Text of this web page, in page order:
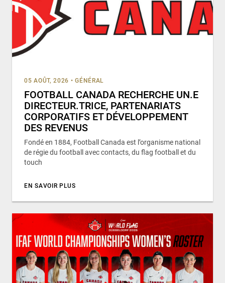
05 AOÛT, 2026 • GÉNÉRAL
FOOTBALL CANADA RECHERCHE UN.E
DIRECTEUR.TRICE, PARTENARIATS
CORPORATIFS ET DÉVELOPPEMENT
DES REVENUS
Fondé en 1884, Football Canada est l’organisme national
de régie du football avec contacts, du flag football et du
touch
EN SAVOIR PLUS